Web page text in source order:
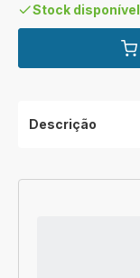
Stock disponível
Descrição